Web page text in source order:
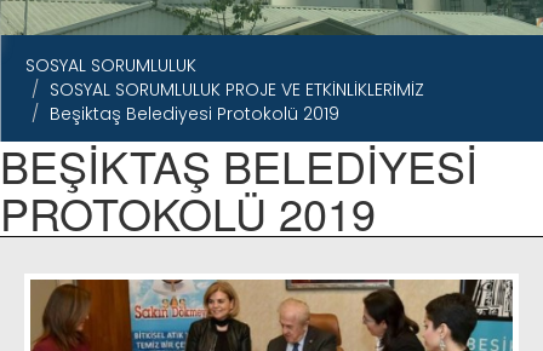
SOSYAL SORUMLULUK
SOSYAL SORUMLULUK PROJE VE ETKİNLİKLERİMİZ
Beşiktaş Belediyesi Protokolü 2019
BEŞİKTAŞ BELEDİYESİ
PROTOKOLÜ 2019